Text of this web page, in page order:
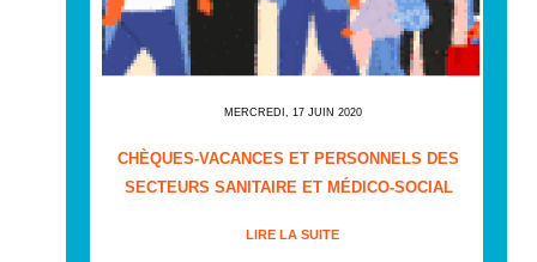
MERCREDI, 17 JUIN 2020
CHÈQUES-VACANCES ET PERSONNELS DES
SECTEURS SANITAIRE ET MÉDICO-SOCIAL
LIRE LA SUITE